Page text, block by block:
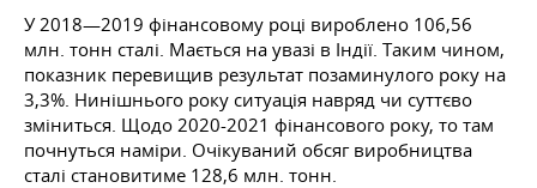
У 2018—2019 фінансовому році вироблено 106,56
млн. тонн сталі. Мається на увазі в Індії. Таким чином,
показник перевищив результат позаминулого року на
3,3%. Нинішнього року ситуація навряд чи суттєво
зміниться. Щодо 2020-2021 фінансового року, то там
почнуться наміри. Очікуваний обсяг виробництва
сталі становитиме 128,6 млн. тонн.